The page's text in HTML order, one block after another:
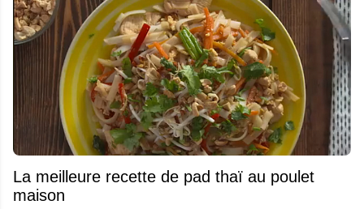
La meilleure recette de pad thaï au poulet
maison